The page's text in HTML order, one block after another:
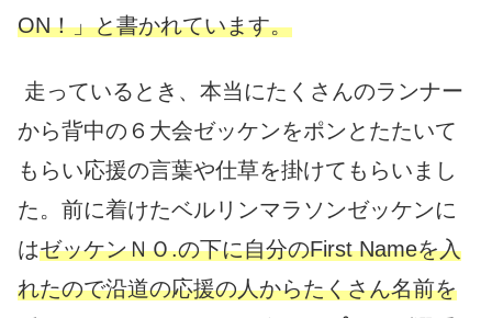
ON！」と書かれています。
走っているとき、本当にたくさんのランナー
から背中の６大会ゼッケンをポンとたたいて
もらい応援の言葉や仕草を掛けてもらいまし
た。前に着けたベルリンマラソンゼッケンに
はゼッケンＮＯ.の下に自分のFirst Nameを入
れたので沿道の応援の人からたくさん名前を